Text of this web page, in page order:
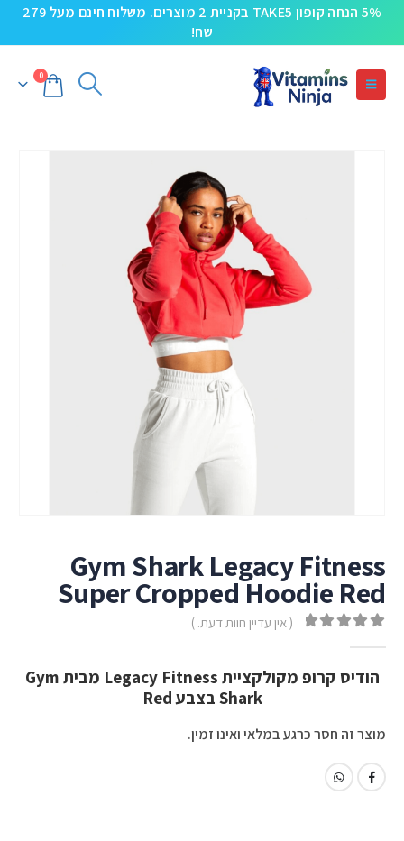
5% הנחה קופון TAKE5 בקניית 2 מוצרים. משלוח חינם מעל 279
שח!
0
Gym Shark Legacy Fitness
Super Cropped Hoodie Red
( אין עדיין חוות דעת. )
הודיס קרופ מקולקציית Legacy Fitness מבית Gym
Shark בצבע Red
מוצר זה חסר כרגע במלאי ואינו זמין.